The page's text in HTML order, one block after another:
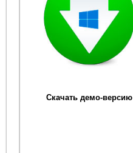
Скачать демо-версию